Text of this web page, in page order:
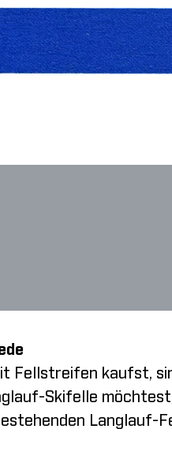
Fellstreifen kaufst,
Skifelle